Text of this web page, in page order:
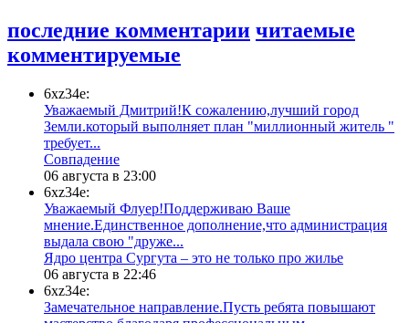
последние комментарии читаемые
комментируемые
6xz34e:
Уважаемый Дмитрий!К сожалению,лучший город
Земли.который выполняет план "миллионный житель "
требует...
​Совпадение
06 августа в 23:00
6xz34e:
Уважаемый Флуер!Поддерживаю Ваше
мнение.Единственное дополнение,что администрация
выдала свою "друже...
​Ядро центра Сургута ‒ это не только про жилье
06 августа в 22:46
6xz34e:
Замечательное направление.Пусть ребята повышают